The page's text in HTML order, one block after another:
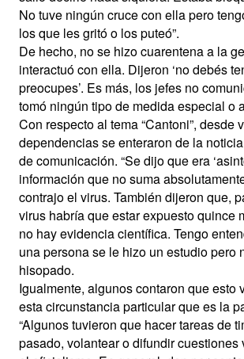
No tuve ningún cruce con ella pero
los que les gritó o los puteó”.
De hecho, no se hizo cuarentena a la
interactuó con ella. Dijeron ‘no debés
preocupes’. Es más, los jefes no
tomó ningún tipo de medida especial o
Con respecto al tema “Cantoni”, desde
dependencias se enteraron de la
de comunicación. “Se dijo que era
información que no suma
contrajo el virus. También dijeron que,
virus habría que estar expuesto quince
no hay evidencia científica. Tengo
una persona se le hizo un estudio pero
hisopado.
Igualmente, algunos contaron que esto
esta circunstancia particular que es la
“Algunos tuvieron que hacer tareas de
pasado, volantear o difundir cuestiones